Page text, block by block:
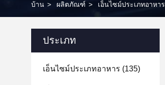
บ้าน > ผลิตภัณฑ์ > เอ็นไซม์ประเภทอาหาร
ประเภท
เอ็นไซม์ประเภทอาหาร (135)